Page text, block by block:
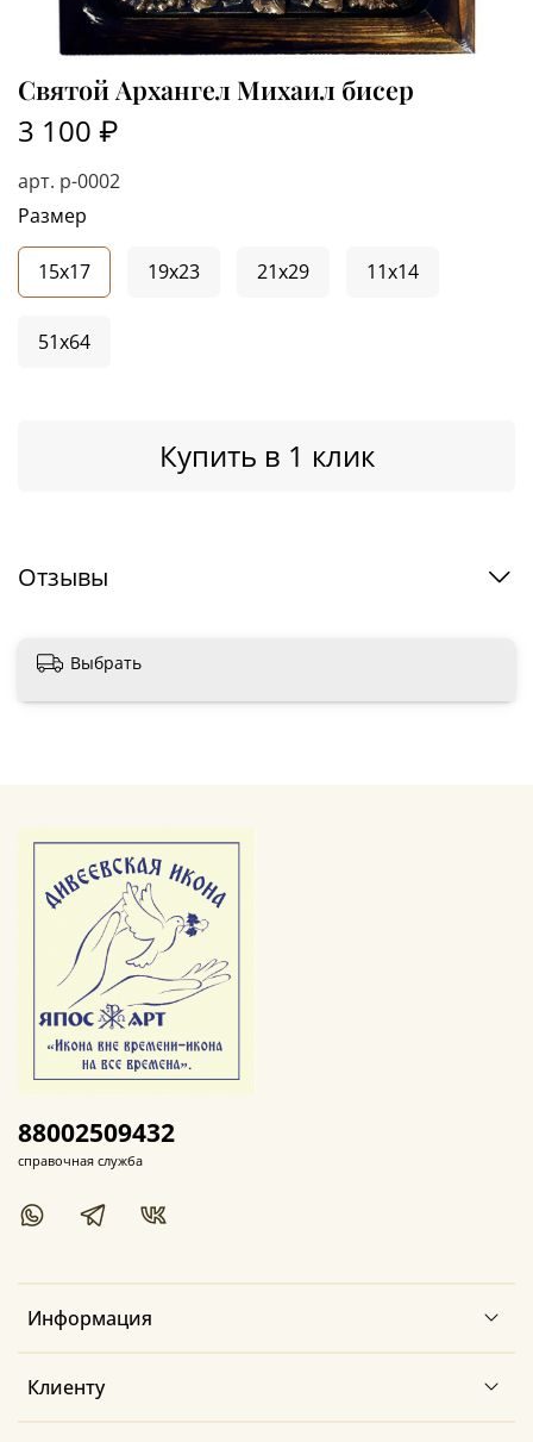
арт. р-0002
Святой Архангел Михаил бисер
3 100 ₽
Купить в 1 клик
Размер
15x17 19x23 21x29 11x14
51x64
Отзывы
Выбрать
Информация
Клиенту
88002509432
справочная служба